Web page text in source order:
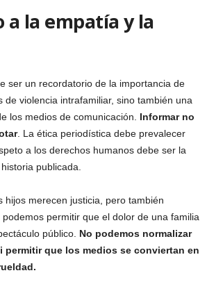
a la empatía y la
ser un recordatorio de la importancia de
de violencia intrafamiliar, sino también una
los medios de comunicación. Informar no
. La ética periodística debe prevalecer
a los derechos humanos debe ser la
publicada.
hijos merecen justicia, pero también
permitir que el dolor de una familia
público. No podemos normalizar
permitir que los medios se conviertan en